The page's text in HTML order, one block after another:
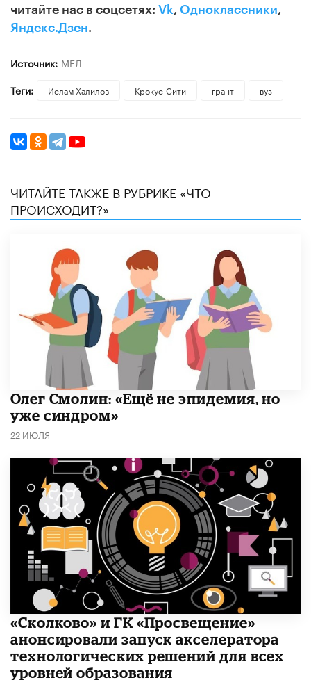
читайте нас в соцсетях: Vk, Одноклассники,
Яндекс.Дзен.
Источник: МЕЛ
Теги:
Ислам Халилов Крокус-Сити грант вуз
ЧИТАЙТЕ ТАКЖЕ В РУБРИКЕ «ЧТО
ПРОИСХОДИТ?»
​Олег Смолин: «Ещё не эпидемия, но
уже синдром»
22 ИЮЛЯ
«Сколково» и ГК «Просвещение»
анонсировали запуск акселератора
технологических решений для всех
уровней образования